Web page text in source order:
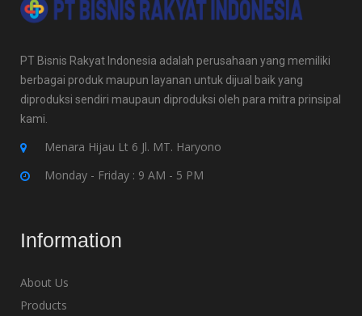
PT Bisnis Rakyat Indonesia adalah perusahaan yang memiliki
berbagai produk maupun layanan untuk dijual baik yang
diproduksi sendiri maupaun diproduksi oleh para mitra prinsipal
kami.
Menara Hijau Lt 6 Jl. MT. Haryono
Monday - Friday : 9 AM - 5 PM
Information
About Us
Products